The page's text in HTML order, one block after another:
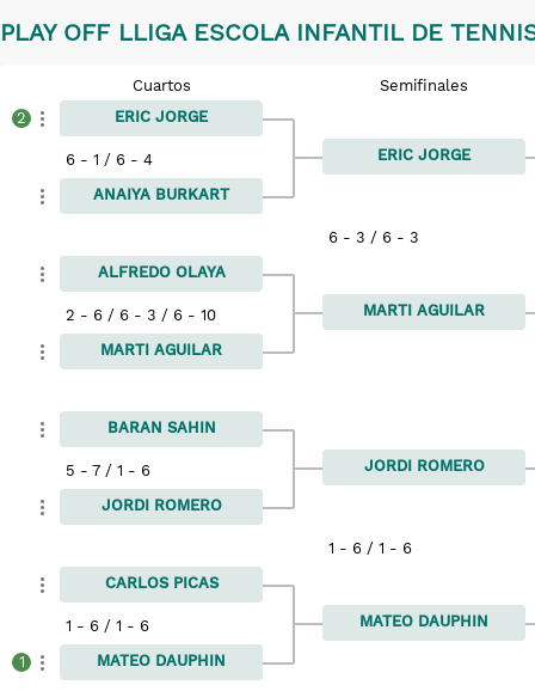
PLAY OFF LLIGA ESCOLA INFANTIL DE
Cuartos
Semifinales
2
ERIC JORGE
ANAIYA BURKART
6 - 1 / 6 - 4
ALFREDO OLAYA
MARTI AGUILAR
2 - 6 / 6 - 3 / 6 - 10
BARAN SAHIN
JORDI ROMERO
5 - 7 / 1 - 6
CARLOS PICAS
1 MATEO DAUPHIN
1 - 6 / 1 - 6
ERIC JORGE
MARTI AGUILAR
6 - 3 / 6 - 3
JORDI ROMERO
MATEO DAUPHIN
1 - 6 / 1 - 6